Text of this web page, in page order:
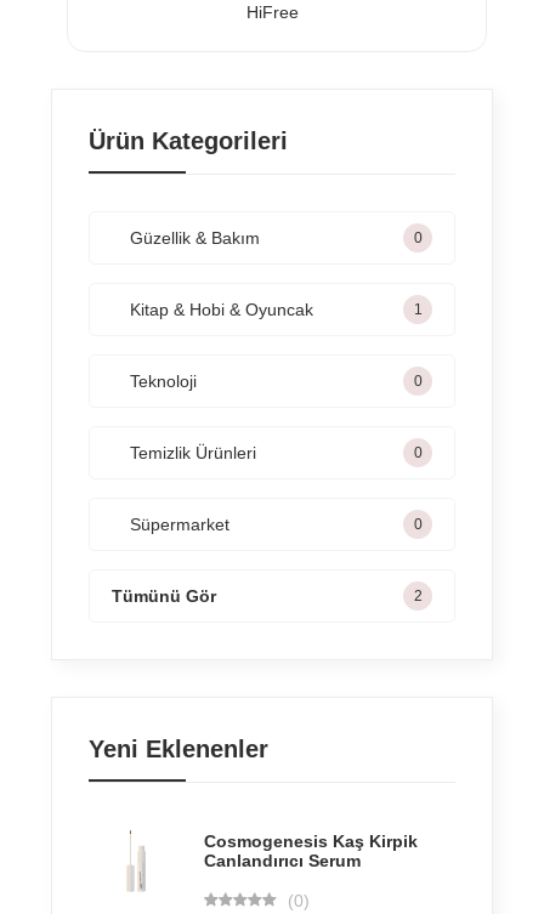
HiFree
Ürün Kategorileri
Güzellik & Bakım 0
Kitap & Hobi & Oyuncak 1
Teknoloji 0
Temizlik Ürünleri 0
Süpermarket 0
Tümünü Gör 2
Yeni Eklenenler
Cosmogenesis Kaş Kirpik
Canlandırıcı Serum
(0)